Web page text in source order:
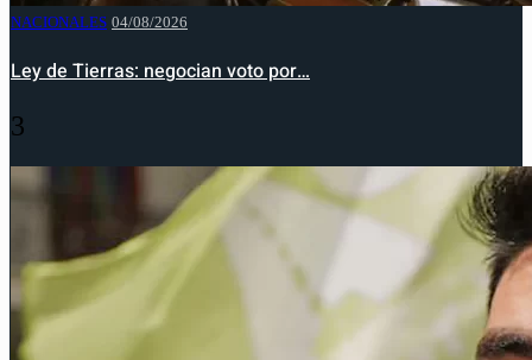
NACIONALES 04/08/2026
Ley de Tierras: negocian voto por…
3